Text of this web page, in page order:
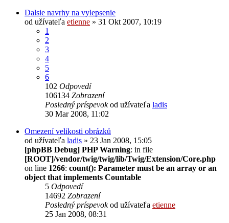
Dalsie navrhy na vylepsenie
od užívateľa etienne » 31 Okt 2007, 10:19
1
2
3
4
5
6
102 Odpovedí
106134 Zobrazení
Posledný príspevokod užívateľa ladis
30 Mar 2008, 11:02
Omezení velikosti obrázků
od užívateľa ladis » 23 Jan 2008, 15:05
[phpBB Debug] PHP Warning: in file
[ROOT]/vendor/twig/twig/lib/Twig/Extension/Core.php
on line 1266: count(): Parameter must be an array or an
object that implements Countable
5 Odpovedí
14692 Zobrazení
Posledný príspevokod užívateľa etienne
25 Jan 2008, 08:31